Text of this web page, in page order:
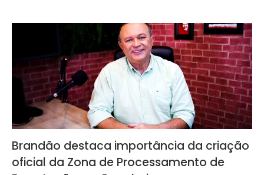
Brandão destaca importância da criação
oficial da Zona de Processamento de